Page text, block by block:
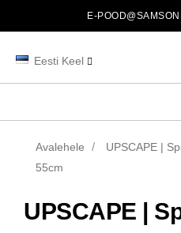
E-
Eesti Keel
Avalehele
UPSCAPE |
55cm
UPSCAPE |